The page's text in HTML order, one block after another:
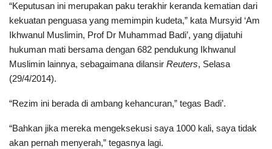
“Keputusan ini merupakan paku terakhir keranda kematian dari
kekuatan penguasa yang memimpin kudeta,” kata Mursyid ‘Am
Ikhwanul Muslimin, Prof Dr Muhammad Badi’, yang dijatuhi
hukuman mati bersama dengan 682 pendukung Ikhwanul
Muslimin lainnya, sebagaimana dilansir Reuters, Selasa
(29/4/2014).
“Rezim ini berada di ambang kehancuran,” tegas Badi’.
“Bahkan jika mereka mengeksekusi saya 1000 kali, saya tidak
akan pernah menyerah,” tegasnya lagi.